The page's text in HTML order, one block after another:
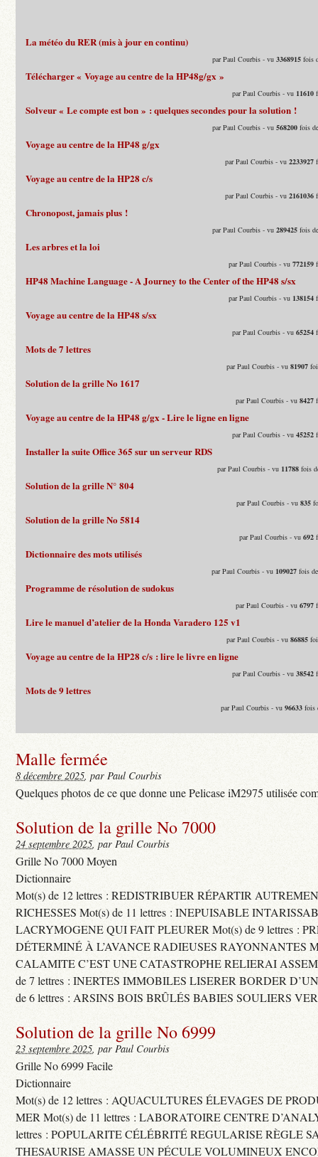
La météo du RER (mis à jour en continu)
par Paul Courbis - vu3368915 fois
Télécharger « Voyage au centre de la HP48g/gx »
par Paul Courbis - vu 11610
Solveur « Le compte est bon » : quelques secondes pour la solution !
par Paul Courbis - vu568200 fois
Voyage au centre de la HP48 g/gx
par Paul Courbis - vu2233927
Voyage au centre de la HP28 c/s
par Paul Courbis - vu2161036
Chronopost, jamais plus !
par Paul Courbis - vu289425 fois
Les arbres et la loi
par Paul Courbis - vu772159
HP48 Machine Language - A Journey to the Center of the HP48 s/sx
par Paul Courbis - vu 138154
Voyage au centre de la HP48 s/sx
par Paul Courbis - vu65254
Mots de 7 lettres
par Paul Courbis - vu81907
Solution de la grille No 1617
par Paul Courbis - vu8427
Voyage au centre de la HP48 g/gx - Lire le ligne en ligne
par Paul Courbis - vu45252
Installer la suite Office 365 sur un serveur RDS
par Paul Courbis - vu 11788 fois
Solution de la grille N° 804
par Paul Courbis - vu835
Solution de la grille No 5814
par Paul Courbis - vu692
Dictionnaire des mots utilisés
par Paul Courbis - vu 109027 fois
Programme de résolution de sudokus
par Paul Courbis - vu6797
Lire le manuel d’atelier de la Honda Varadero 125 v1
par Paul Courbis - vu86885
Voyage au centre de la HP28 c/s : lire le livre en ligne
par Paul Courbis - vu38542
Mots de 9 lettres
par Paul Courbis - vu96633 fois
Malle fermée
8 décembre 2025, par Paul Courbis
Quelques photos de ce que donne une Pelicase iM2975 utilisée
Solution de la grille No 7000
24 septembre 2025, par Paul Courbis
Grille No 7000 Moyen
Dictionnaire
Mot(s) de 12 lettres : REDISTRIBUER RÉPARTIR
RICHESSES Mot(s) de 11 lettres : INEPUISABLE
LACRYMOGENE QUI FAIT PLEURER Mot(s) de 9 lettres :
DÉTERMINÉ À L’AVANCE RADIEUSES RAYONNANTES
CALAMITE C’EST UNE CATASTROPHE RELIERAI
de 7 lettres : INERTES IMMOBILES LISERER BORDER
de 6 lettres : ARSINS BOIS BRÛLÉS BABIES SOULIERS
Solution de la grille No 6999
23 septembre 2025, par Paul Courbis
Grille No 6999 Facile
Dictionnaire
Mot(s) de 12 lettres : AQUACULTURES ÉLEVAGES DE
MER Mot(s) de 11 lettres : LABORATOIRE CENTRE
lettres : POPULARITE CÉLÉBRITÉ REGULARISE RÈGLE
THESAURISE AMASSE UN PÉCULE VOLUMINEUX